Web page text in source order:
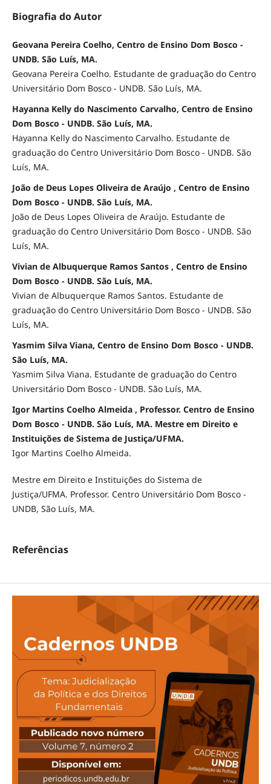
Biografia do Autor
Geovana Pereira Coelho, Centro de Ensino Dom Bosco -
UNDB. São Luís, MA.
Geovana Pereira Coelho. Estudante de graduação do Centro
Universitário Dom Bosco - UNDB. São Luís, MA.
Hayanna Kelly do Nascimento Carvalho, Centro de Ensino
Dom Bosco - UNDB. São Luís, MA.
Hayanna Kelly do Nascimento Carvalho. Estudante de
graduação do Centro Universitário Dom Bosco - UNDB. São
Luís, MA.
João de Deus Lopes Oliveira de Araújo , Centro de Ensino
Dom Bosco - UNDB. São Luís, MA.
João de Deus Lopes Oliveira de Araújo. Estudante de
graduação do Centro Universitário Dom Bosco - UNDB. São
Luís, MA.
Vivian de Albuquerque Ramos Santos , Centro de Ensino
Dom Bosco - UNDB. São Luís, MA.
Vivian de Albuquerque Ramos Santos. Estudante de
graduação do Centro Universitário Dom Bosco - UNDB. São
Luís, MA.
Yasmim Silva Viana, Centro de Ensino Dom Bosco - UNDB.
São Luís, MA.
Yasmim Silva Viana. Estudante de graduação do Centro
Universitário Dom Bosco - UNDB. São Luís, MA.
Igor Martins Coelho Almeida , Professor. Centro de Ensino
Dom Bosco - UNDB. São Luís, MA. Mestre em Direito e
Instituições de Sistema de Justiça/UFMA.
Igor Martins Coelho Almeida.
Mestre em Direito e Instituições do Sistema de
Justiça/UFMA. Professor. Centro Universitário Dom Bosco -
UNDB, São Luís, MA.
Referências